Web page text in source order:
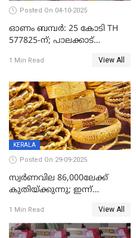
Posted On 04-10-2025
ഓണം ബമ്പർ: 25 കോടി TH
577825-ന്; പാലക്കാട്
മുന്നിൽ
1 Min Read View All
KERALA
Posted On 29-09-2025
സ്വര്‍ണവില 86,000ലേക്ക്
കുതിയ്ക്കുന്നു; ഇന്ന്
1040 രൂപ
1 Min Read View All